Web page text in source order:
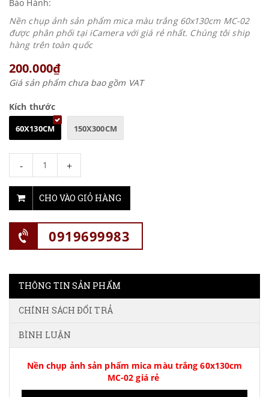
Bảo Hành:
Nền chụp ảnh sản phẩm mica màu trắng 60x130cm MC-02
được phân phối tại iCamera với giá rẻ nhất. Chúng tôi ship
hàng trên toàn quốc
200.000₫
Giá sản phẩm chưa bao gồm VAT
Kích thước
60X130CM 150X300CM
- +
CHO VÀO GIỎ HÀNG
0919699983
THÔNG TIN SẢN PHẨM
CHÍNH SÁCH ĐỔI TRẢ
BÌNH LUẬN
Nền chụp ảnh sản phẩm mica màu trắng 60x130cm
MC-02 giá rẻ